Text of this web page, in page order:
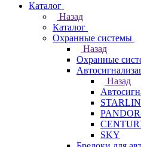
Каталог
Назад
Каталог
Охранные системы
Назад
Охранные
Назад
SKY